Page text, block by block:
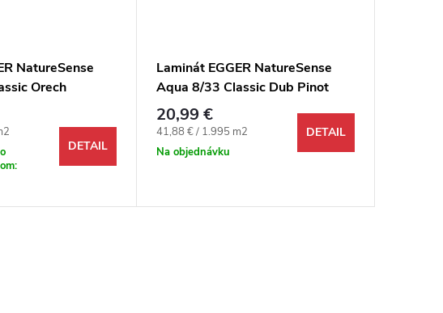
NatureSense
Orech
4V
DETAIL
Laminát EGGER NatureSense
Aqua 8/33 Classic Dub Pinot
medový 4V
20,99 €
Jednotková cena:
41,88 € / 1.995 m2
Na objednávku
DETAIL